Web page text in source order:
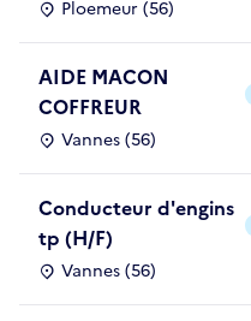
Ploemeur (56)
AIDE MACON
COFFREUR
Vannes (56)
Conducteur d'engins
tp (H/F)
Vannes (56)